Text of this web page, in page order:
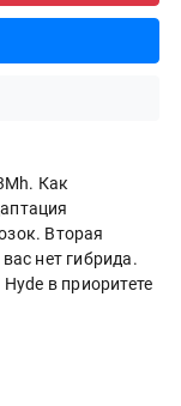
Как
Вторая
нет гибрида.
в приоритете